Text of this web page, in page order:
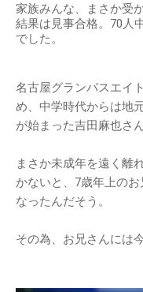
家族みんな、まさか受
結果は見事合格。70人
でした。
名古屋グランパスエイ
め、中学時代からは地
が始まった吉田麻也さん
まさか未成年を遠く離
かないと、7歳年上の
なったんだそう。
その為、お兄さんには